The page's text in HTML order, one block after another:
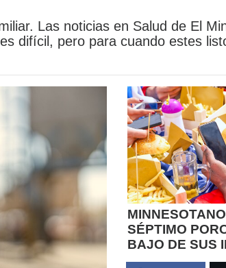
Las noticias en Salud de El
difícil, pero para cuando estes
SÉPTIMO
BAJO DE SUS
COMIDA